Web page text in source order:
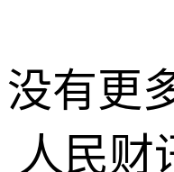
没有更
人民财